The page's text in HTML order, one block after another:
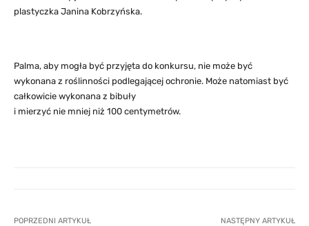
plastyczka Janina Kobrzyńska.
Palma, aby mogła być przyjęta do konkursu, nie może być
wykonana z roślinności podlegającej ochronie. Może natomiast być
całkowicie wykonana z bibuły
i mierzyć nie mniej niż 100 centymetrów.
POPRZEDNI ARTYKUŁ NASTĘPNY ARTYKUŁ